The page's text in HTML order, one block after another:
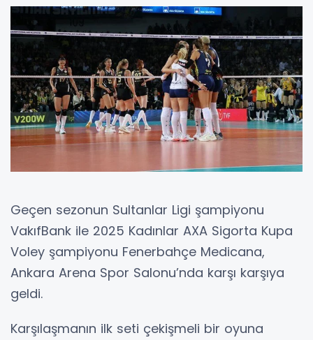
Geçen sezonun Sultanlar Ligi şampiyonu
VakıfBank ile 2025 Kadınlar AXA Sigorta Kupa
Voley şampiyonu Fenerbahçe Medicana,
Ankara Arena Spor Salonu’nda karşı karşıya
geldi.
Karşılaşmanın ilk seti çekişmeli bir oyuna